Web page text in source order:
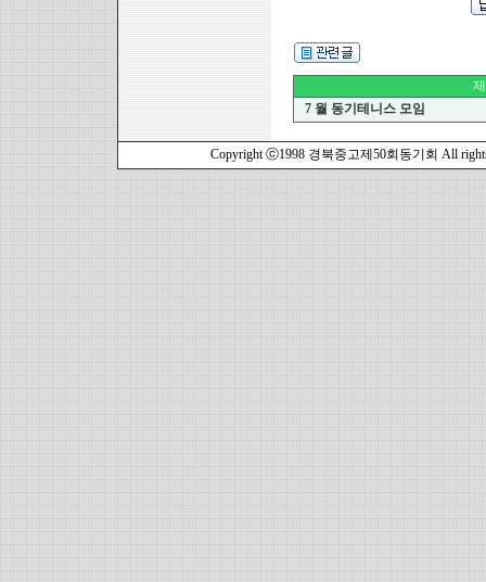
7 월 동기테니스 모임
Copyright ⓒ1998 경북중고제50회동기회 All